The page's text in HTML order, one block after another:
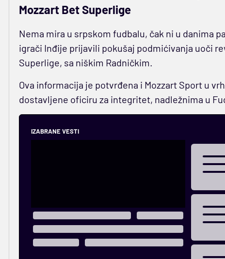
Mozzart Bet Superlige
Nema mira u srpskom fudbalu, čak ni u danima
igrači Inđije prijavili pokušaj podmićivanja uoči
Superlige, sa niškim Radničkim.
Ova informacija je potvrđena i Mozzart Sport u
dostavljene oficiru za integritet, nadležnima u
IZABRANE VESTI